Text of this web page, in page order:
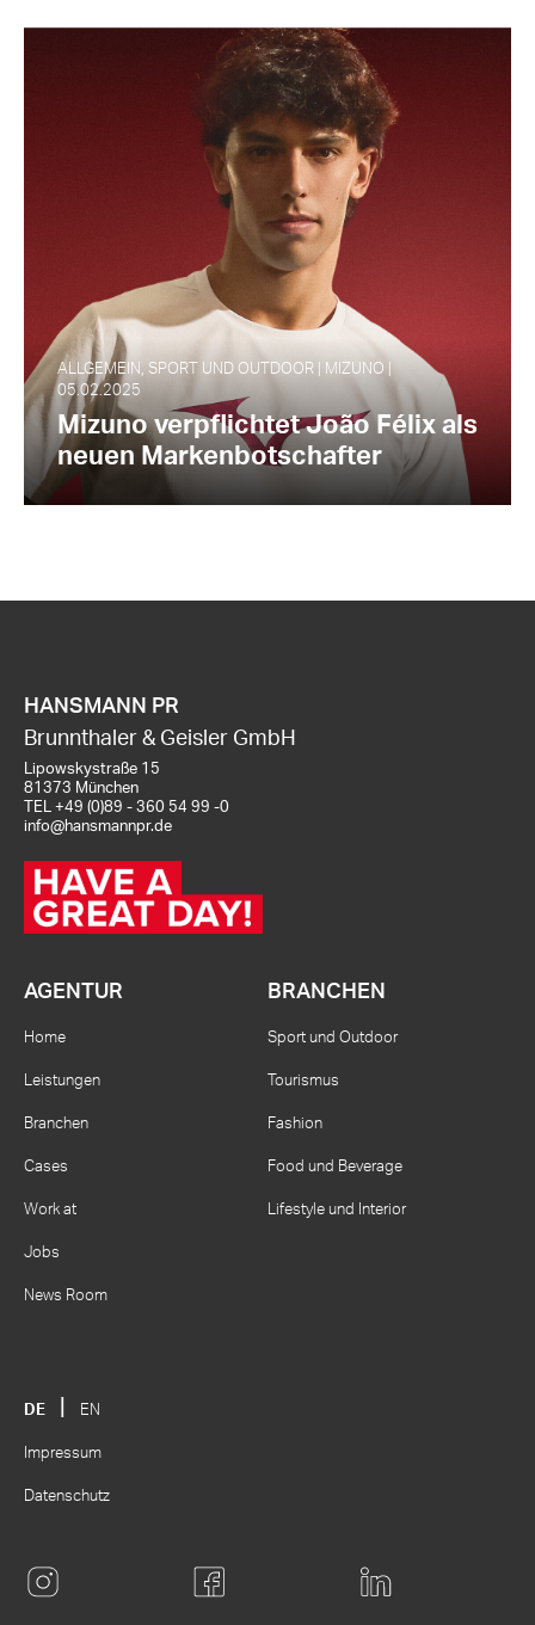
ALLGEMEIN, SPORT UND OUTDOOR | MIZUNO |
05.02.2025
Mizuno verpflichtet João Félix als
neuen Markenbotschafter
HANSMANN PR
Brunnthaler & Geisler GmbH
Lipowskystraße 15
81373 München
TEL +49 (0)89 - 360 54 99 -0
info@hansmannpr.de
AGENTUR
Home
Leistungen
Branchen
Cases
Work at
Jobs
News Room
BRANCHEN
Sport und Outdoor
Tourismus
Fashion
Food und Beverage
Lifestyle und Interior
DE EN
Impressum
Datenschutz